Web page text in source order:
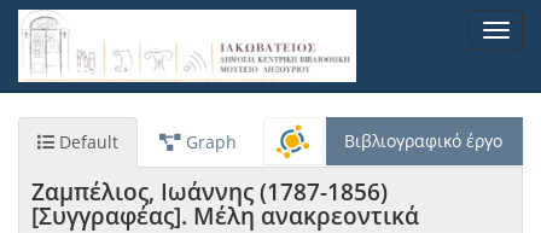
Παράκαμψη
προς
κυρίως
Default Graph Βιβλιογραφικό έργο
Ζαμπέλιος, Ιωάννης (1787-1856)
[Συγγραφέας]. Μέλη ανακρεοντικά